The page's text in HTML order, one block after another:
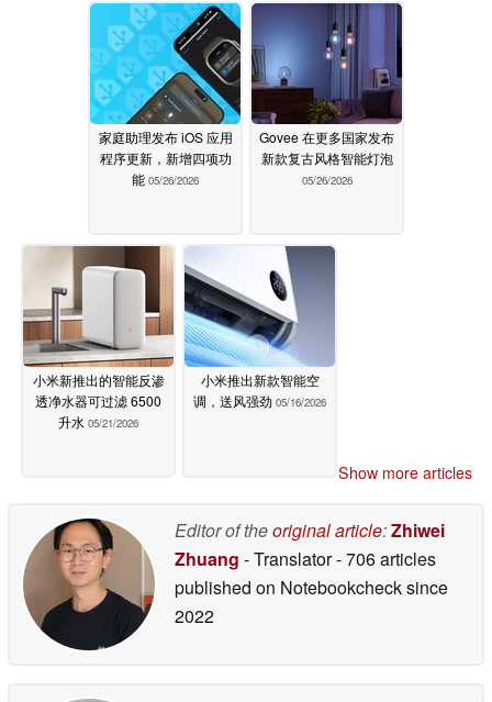
家庭助理发布 iOS 应用
程序更新，新增四项功
能 05/26/2026
Govee 在更多国家发布
新款复古风格智能灯泡
05/26/2026
小米新推出的智能反渗
透净水器可过滤 6500
升水 05/21/2026
小米推出新款智能空
调，送风强劲 05/16/2026
Show more articles
Editor of theoriginal article:Zhiwei
Zhuang - Translator- 706 articles
published on Notebookchecksince
2022